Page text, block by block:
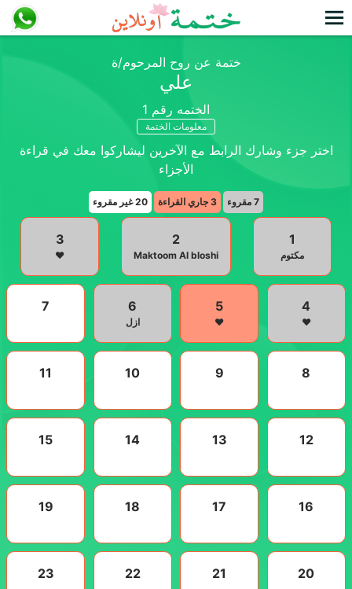
ختمة عن روح المرحوم/ة
علي
الختمه رقم 1
معلومات الختمة
اختر جزء وشارك الرابط مع الآخرين ليشاركوا معك في قراءة
الأجزاء
7 مقروء 3 جاري القراءة 20غير مقروء
1
مكتوم
2
Maktoom Al bloshi
3
♥️
4
❤️
5
❤️
6
ازل
7
8
9
10
11
12
13
14
15
16
17
18
19
20
21
22
23